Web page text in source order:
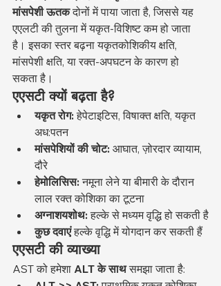
मांसपेशी ऊतक दोनों में पाया जाता है, जिससे यह
एएलटी की तुलना में यकृत-विशिष्ट कम हो जाता
है। इसका स्तर बढ़ना यकृतकोशिकीय क्षति,
मांसपेशी क्षति, या रक्त-अपघटन के कारण हो
सकता है।
एएसटी क्यों बढ़ता है?
यकृत रोग: हेपेटाइटिस, विषाक्त क्षति, यकृत
अध:पतन
मांसपेशियों की चोट: आघात, ज़ोरदार व्यायाम,
दौरे
हेमोलिसिस: नमूना लेने या बीमारी के दौरान
लाल रक्त कोशिका का टूटना
अग्नाशयशोथ: हल्के से मध्यम वृद्धि हो सकती है
कुछ दवाएं हल्के वृद्धि में योगदान कर सकती हैं
एएसटी की व्याख्या
AST को हमेशा ALT के साथ समझा जाता है: